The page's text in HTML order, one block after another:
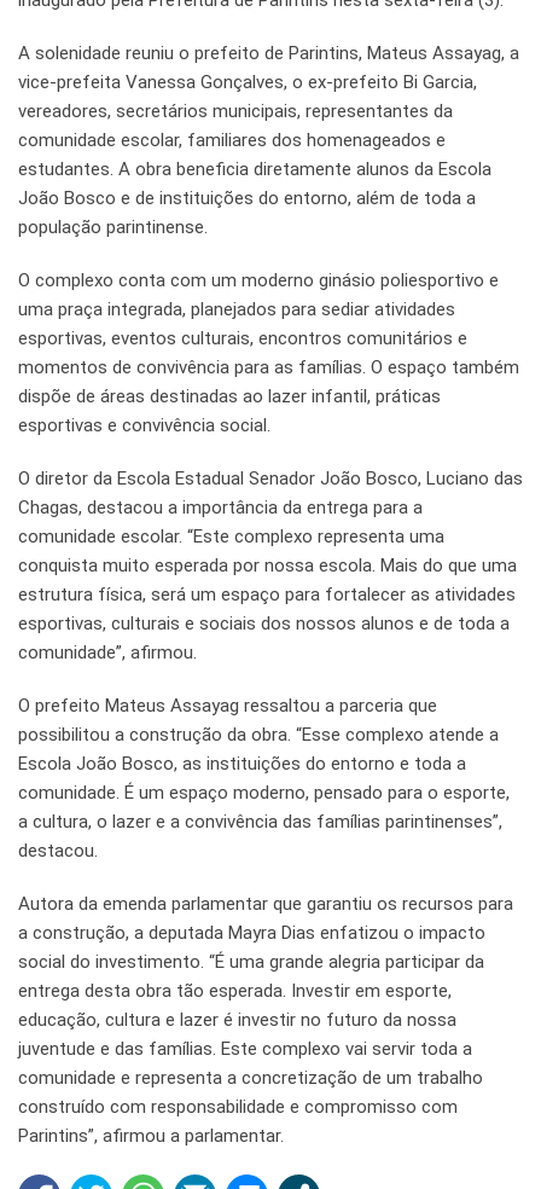
A solenidade reuniu o prefeito de Parintins, Mateus Assayag, a
vice-prefeita Vanessa Gonçalves, o ex-prefeito Bi Garcia,
vereadores, secretários municipais, representantes da
comunidade escolar, familiares dos homenageados e
estudantes. A obra beneficia diretamente alunos da Escola
João Bosco e de instituições do entorno, além de toda a
população parintinense.
O complexo conta com um moderno ginásio poliesportivo e
uma praça integrada, planejados para sediar atividades
esportivas, eventos culturais, encontros comunitários e
momentos de convivência para as famílias. O espaço também
dispõe de áreas destinadas ao lazer infantil, práticas
esportivas e convivência social.
O diretor da Escola Estadual Senador João Bosco, Luciano das
Chagas, destacou a importância da entrega para a
comunidade escolar. “Este complexo representa uma
conquista muito esperada por nossa escola. Mais do que uma
estrutura física, será um espaço para fortalecer as atividades
esportivas, culturais e sociais dos nossos alunos e de toda a
comunidade”, afirmou.
O prefeito Mateus Assayag ressaltou a parceria que
possibilitou a construção da obra. “Esse complexo atende a
Escola João Bosco, as instituições do entorno e toda a
comunidade. É um espaço moderno, pensado para o esporte,
a cultura, o lazer e a convivência das famílias parintinenses”,
destacou.
Autora da emenda parlamentar que garantiu os recursos para
a construção, a deputada Mayra Dias enfatizou o impacto
social do investimento. “É uma grande alegria participar da
entrega desta obra tão esperada. Investir em esporte,
educação, cultura e lazer é investir no futuro da nossa
juventude e das famílias. Este complexo vai servir toda a
comunidade e representa a concretização de um trabalho
construído com responsabilidade e compromisso com
Parintins”, afirmou a parlamentar.